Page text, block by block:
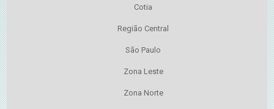
Cotia
Região Central
São Paulo
Zona Leste
Zona Norte